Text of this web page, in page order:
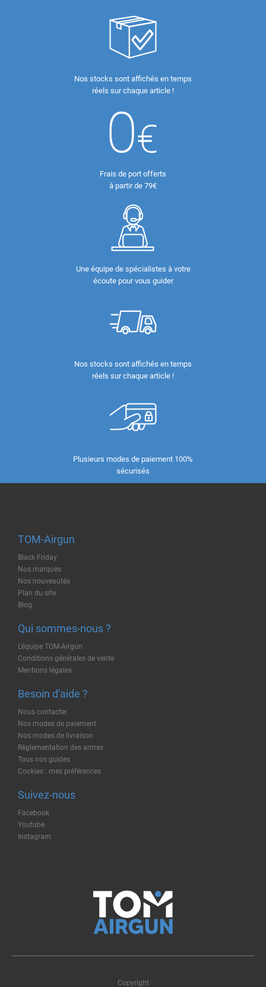
Nos stocks sont affichés en temps
réels sur chaque article !
Frais de port offerts
à partir de 79€
Une équipe de spécialistes à votre
écoute pour vous guider
Nos stocks sont affichés en temps
réels sur chaque article !
Plusieurs modes de paiement 100%
sécurisés
TOM-Airgun
Black Friday
Nos marques
Nos nouveautés
Plan du site
Blog
Qui sommes-nous ?
L'équipe TOM-Airgun
Conditions générales de vente
Mentions légales
Besoin d'aide ?
Nous contacter
Nos modes de paiement
Nos modes de livraison
Règlementation des armes
Tous nos guides
Cookies : mes préférences
Suivez-nous
Facebook
Youtube
Instagram
Copyright